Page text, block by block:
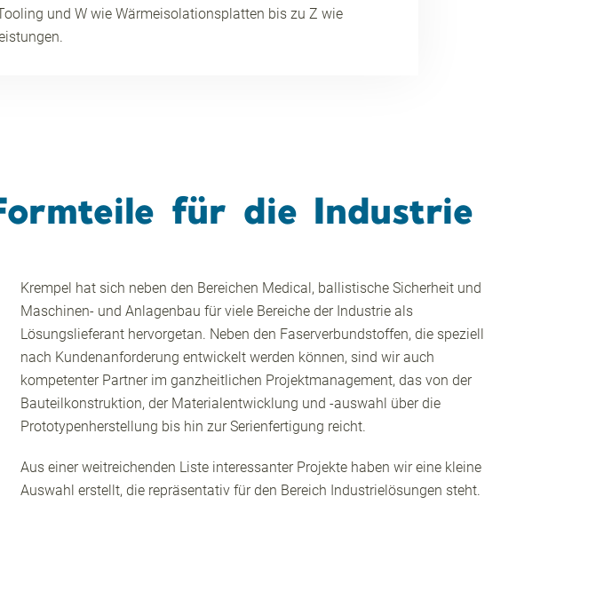
und W wie Wärmeisolationsplatten bis zu Z wie
für die Industrie
Krempel hat sich neben den Bereichen Medical, ballistische Sicherheit und
Maschinen- und Anlagenbau für viele Bereiche der Industrie als
Lösungslieferant hervorgetan. Neben den Faserverbundstoffen, die speziell
nach Kundenanforderung entwickelt werden können, sind wir auch
kompetenter Partner im ganzheitlichen Projektmanagement, das von der
Bauteilkonstruktion, der Materialentwicklung und -auswahl über die
Prototypenherstellung bis hin zur Serienfertigung reicht.
Aus einer weitreichenden Liste interessanter Projekte haben wir eine kleine
Auswahl erstellt, die repräsentativ für den Bereich Industrielösungen steht.